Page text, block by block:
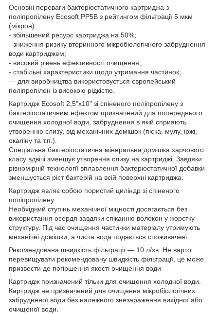
Основні переваги бактеріостатичного картриджа з
поліпропілену Ecosoft PP5B з рейтингом фільтрації 5 мкм
(мікрон):
- збільшений ресурс картриджа на 50%;
- зниження ризику вторинного мікробіологічного забруднення
води картриджем;
- високий рівень ефективності очищення;
- стабільні характеристики щодо утримання частинок;
— для виробництва використовується європейський
поліпропілен із високою рідкістю.
Картридж Ecosoft 2,5"х10" зі спіненого поліпропілену з
бактеріостатичним ефектом призначений для попереднього
очищення холодної води, забруднення в якій сприяють
утворенню слизу, від механічних домішок (піска, мулу, іржі,
окаліну та т.п.).
Спеціальна бактеріостатична мінеральна домішка харчового
класу вдвічі зменшує утворення слизу на картриджі. Завдяки
рівномірній технології вплавлення бактеріостатичної добавки
зменшується ріст бактерій на всій поверхні картриджа.
Картридж являє собою пористий циліндр зі спіненого
поліпропілену.
Необхідний ступінь механічної міцності досягається без
використання осердя завдяки спіканню волокон у жорстку
структуру. Під час очищення частинки матеріалу утримують
механічні домішки, а чиста вода подається споживачеві.
Рекомендована швидкість фільтрації — 10 л/хв. Не варто
перевищувати рекомендовану швидкість фільтрації, це може
призвести до погіршення якості очищення води
Картридж призначений тільки для очищення холодної води.
Картридж не призначений для очищення мікробіологічних
забрудненої води без належного знезараження вихідної або
очищеної води.